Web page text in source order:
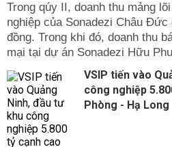
Trong qúy II, doanh thu mảng
nghiệp của Sonadezi Châu
đồng. Trong khi đó, doanh thu
mại tại dự án Sonadezi Hữu
VSIP tiến vào
công nghiệp
Phòng - Hạ Long